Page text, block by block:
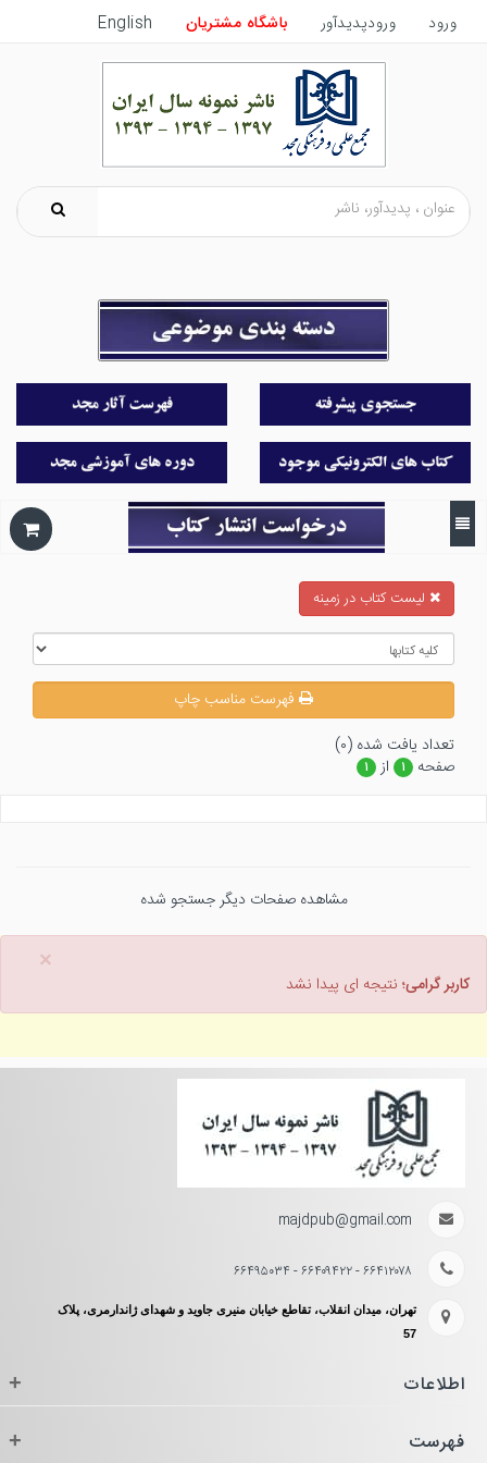
ورود ورودپدیدآور باشگاه مشتریان English
ليست كتاب در زمينه
فهرست مناسب چاپ
تعداد يافت شده (۰)
صفحه
۱ از ۱
مشاهده صفحات دیگر جستجو شده
×
کاربر گرامی؛ نتیجه ای پیدا نشد
majdpub@gmail.com
۶۶۴۱۲۰۷۸ - ۶۶۴۰۹۴۲۲ - ۶۶۴۹۵۰۳۴
تهران، میدان انقلاب، تقاطع خیابان منیری جاوید و شهدای ژاندارمری، پلاک
57
اطلاعات +
فهرست +